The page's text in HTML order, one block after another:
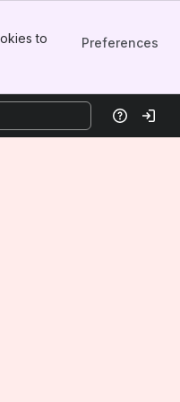
to
Preferences
HelpLog in